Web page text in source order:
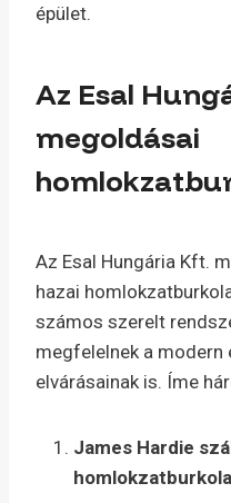
épület.
Az Esal
megoldásai
Az Esal Hungária Kft.
hazai
számos szerelt
megfelelnek a
elvárásainak is. Íme
James Hardie